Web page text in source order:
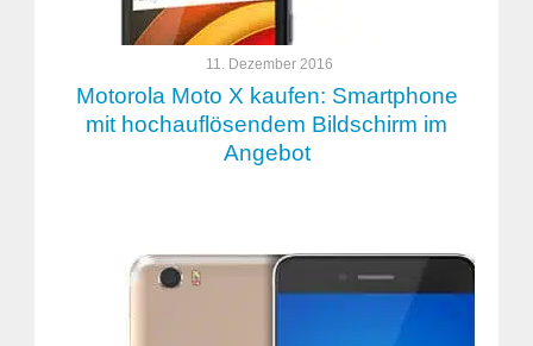
11. Dezember 2016
Motorola Moto X kaufen: Smartphone
mit hochauflösendem Bildschirm im
Angebot